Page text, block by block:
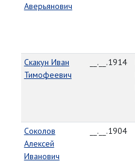
Аверьянович
Скакун Иван
Тимофеевич
__.__.1914
Соколов
Алексей
Иванович
__.__.1904